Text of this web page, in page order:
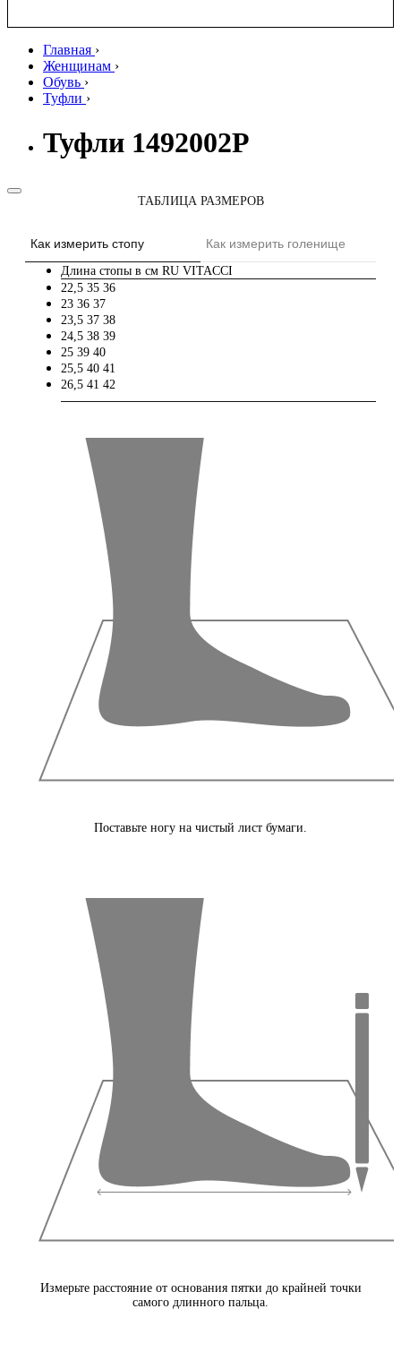
Главная ›
Женщинам ›
Обувь ›
Туфли ›
Туфли 1492002P
ТАБЛИЦА РАЗМЕРОВ
Как измерить стопу Как измерить голенище
Длина стопы в см RU VITACCI
22,5 35 36
23 36 37
23,5 37 38
24,5 38 39
25 39 40
25,5 40 41
26,5 41 42
Поставьте ногу на чистый лист бумаги.
Измерьте расстояние от основания пятки до крайней точки
самого длинного пальца.